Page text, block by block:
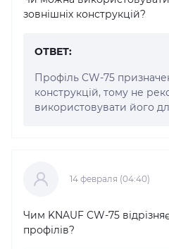
зовнішніх конструкцій?
ОТВЕТ:
Профіль CW-75
конструкцій, тому не
використовувати його
14 февраля (04:40)
Чим KNAUF CW-75
профілів?